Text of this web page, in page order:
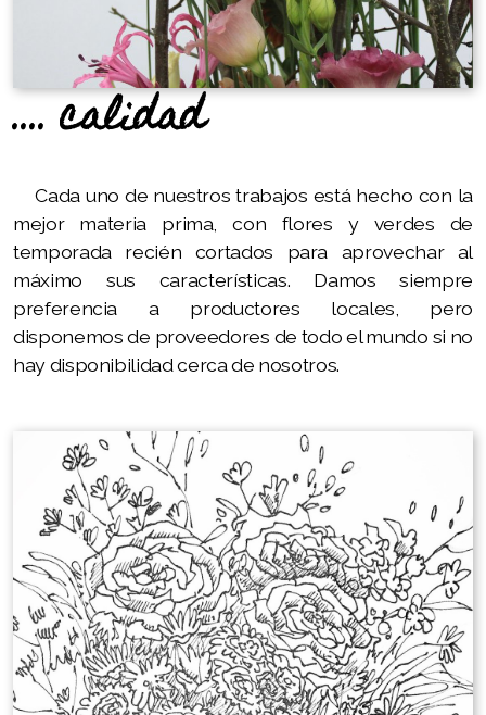
.... calidad
Cada uno de nuestros trabajos está hecho con la
mejor materia prima, con flores y verdes de
temporada recién cortados para aprovechar al
máximo sus características. Damos siempre
preferencia a productores locales, pero
disponemos de proveedores de todo el mundo si no
hay disponibilidad cerca de nosotros.